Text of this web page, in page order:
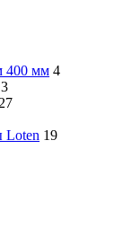
400 мм 4
3
27
Loten 19